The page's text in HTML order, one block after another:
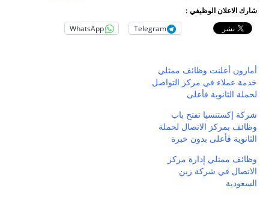
شارك الاعلان الوظيفي :
Telegram
WhatsApp
أمازون أعلنت وظائف ممثلي
خدمة عملاء في مركز التواصل
لحملة الثانوية فأعلى
شركة إكستنسيا تفتح باب
وظائف بمركز الاتصال لحملة
الثانوية فأعلى بدون خبرة
وظائف ممثلي إدارة مركز
الاتصال في شركة زين
السعودية